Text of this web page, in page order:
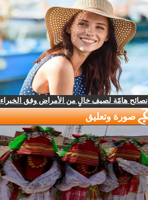
نصائح هامّة لصيف خالٍ من الأمراض وفق الخبراء
صورة وتعليق